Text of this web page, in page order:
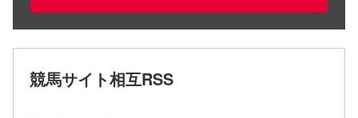
競馬サイト相互RSS